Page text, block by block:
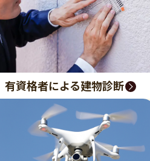
有資格者による建物診断